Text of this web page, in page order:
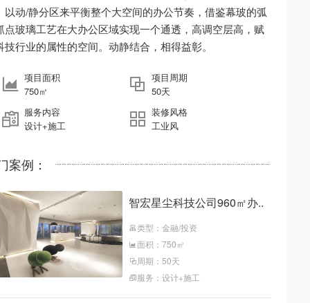
以动/静分区来平衡整个大空间的办公节奏，借鉴幕玻的弧
点玻璃工艺在大办公区域实现一个通透，高调空层高，赋
技行业的属性的空间。动静结合，相得益彰。
项目面积
750㎡
项目周期
50天
服务内容
设计+施工
装修风格
工业风
案例：
智宏星尘科技公司960㎡办..
类型：金融/投资
面积：750㎡
周期：50天
服务：设计+施工